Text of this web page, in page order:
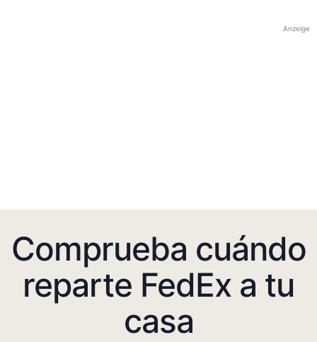
Anzeige
Comprueba cuándo
reparte FedEx a tu
casa